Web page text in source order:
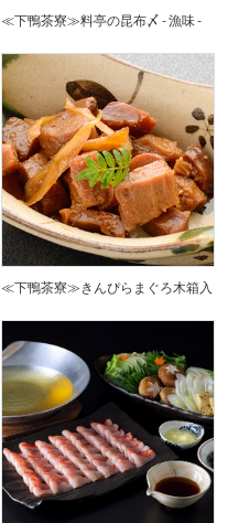
≪下鴨茶寮≫料亭の昆布〆 - 漁味 -
≪下鴨茶寮≫きんぴらまぐろ木箱入